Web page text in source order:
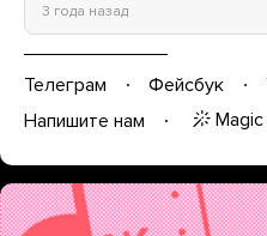
3 года назад
Телеграм Фейсбук
Напишите нам